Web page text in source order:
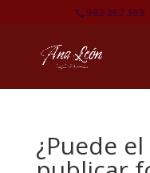
983 262 389
¿Puede